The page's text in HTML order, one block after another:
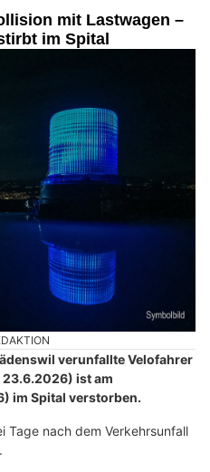
mit Lastwagen –
im Spital
verunfallte Velofahrer
ist am
im Spital verstorben.
Tage nach dem Verkehrsunfall